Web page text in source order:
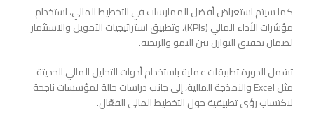
كما سيتم استعراض أفضل الممارسات في التخطيط المالي، استخدام
مؤشرات الأداء المالي (KPIs)، وتطبيق استراتيجيات التمويل والاستثمار
لضمان تحقيق التوازن بين النمو والربحية.
تشمل الدورة تطبيقات عملية باستخدام أدوات التحليل المالي الحديثة
مثل Excel والنمذجة المالية، إلى جانب دراسات حالة لمؤسسات ناجحة
لاكتساب رؤى تطبيقية حول التخطيط المالي الفعّال.